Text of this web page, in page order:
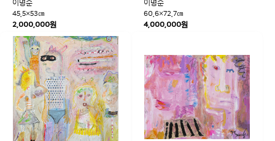
이명순
45.5×53㎝
2,000,000원
이명순
60.6×72.7㎝
4,000,000원